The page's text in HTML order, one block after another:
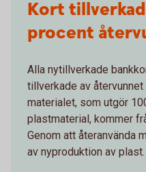
Kort
procent
Alla nytillverkade
tillverkade av
materialet, som utgör
plastmaterial, kommer
Genom att återanvända
av nyproduktion av plast.